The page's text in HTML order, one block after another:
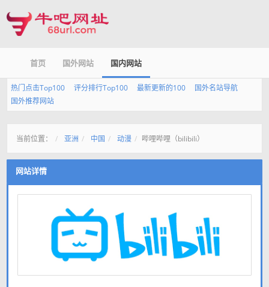
首页 国外网站 国内网站
热门点击Top100 评分排行Top100 最新更新的100
国外名站导航
国外推荐网站
当前位置： 亚洲 中国 动漫 哔哩哔哩（bilibili）
网站详情